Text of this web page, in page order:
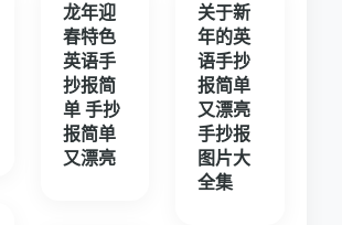
龙年迎
春特色
英语手
抄报简
单 手抄
报简单
又漂亮
关于新
年的英
语手抄
报简单
又漂亮
手抄报
图片大
全集